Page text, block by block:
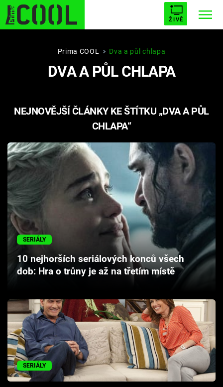
ŽIVĚ
STARHOUSE BUFFY, PŘEMOŽITELKA UPÍRŮ
PLNEJ KOTEL AVENGERS 5
Filmy
Seriály
Hry
Cool Esport
Pořady
Sledujte prima+
Přihlášení
Sledujte nás
Prima COOL Dva a půl chlapa
DVA A PŮL CHLAPA
NEJNOVĚJŠÍ ČLÁNKY KE ŠTÍTKU „DVA A PŮL
CHLAPA“
SERIÁLY
10 nejhorších seriálových konců všech
dob: Hra o trůny je až na třetím místě
SERIÁLY